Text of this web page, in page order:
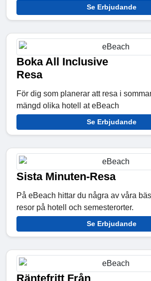
Se Erbjudande
Boka All Inclusive
Resa
För dig som planerar att resa i
mängd olika hotell at eBeach
Se Erbjudande
Sista Minuten-Resa
På eBeach hittar du några av våra
resor på hotell och semesterorter.
Se Erbjudande
Räntefritt Från